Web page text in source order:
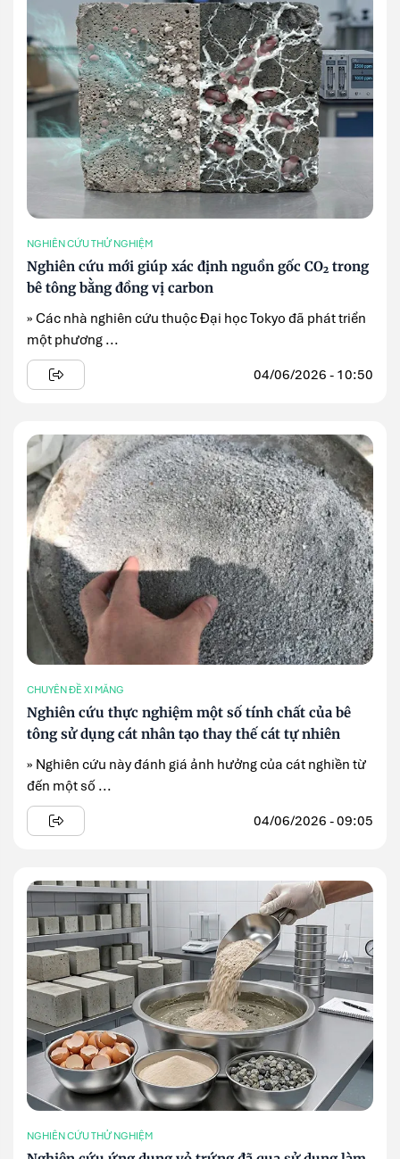
NGHIÊN CỨU THỬ NGHIỆM
Nghiên cứu mới giúp xác định nguồn gốc CO₂ trong
bê tông bằng đồng vị carbon
» Các nhà nghiên cứu thuộc Đại học Tokyo đã phát triển
một phương ...
04/06/2026 - 10:50
CHUYÊN ĐỀ XI MĂNG
Nghiên cứu thực nghiệm một số tính chất của bê
tông sử dụng cát nhân tạo thay thế cát tự nhiên
» Nghiên cứu này đánh giá ảnh hưởng của cát nghiền từ
đến một số ...
04/06/2026 - 09:05
NGHIÊN CỨU THỬ NGHIỆM